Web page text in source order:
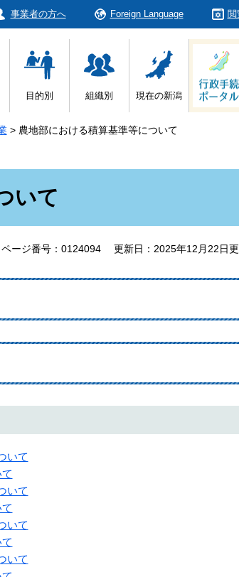
事業者の方へ Foreign Language 閲
目的別 組織別 現在の新潟
> 農地部における積算基準等について
いて
ページ番号：0124094 更新日：2025年12月22日
いて
いて
いて
いて